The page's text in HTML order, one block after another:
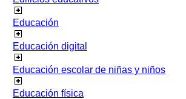
Educación
Educación digital
Educación escolar de niñas y niños
Educación física